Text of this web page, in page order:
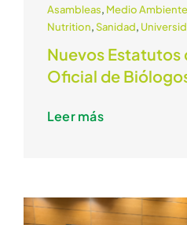
Asambleas, Medio Ambiente
Nutrition,Sanidad,
Nuevos Estatutos
Oficial de
Leer más